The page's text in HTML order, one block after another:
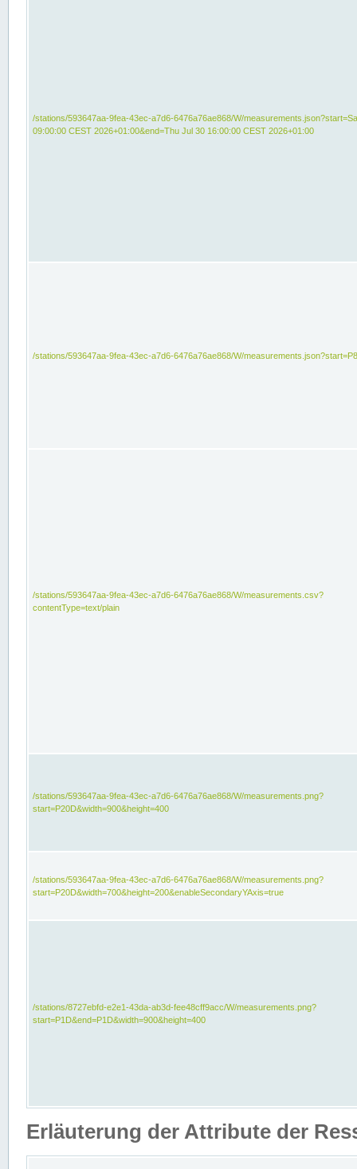
/stations/593647aa-9fea-43ec-a7d6-6476a76ae868/W/
09:00:00 CEST 2026+01:00&end=Thu Jul 30 16:00:00 CEST 2026+01:00
/stations/593647aa-9fea-43ec-a7d6-6476a76ae868/W/
/stations/593647aa-9fea-43ec-a7d6-6476a76ae868/W/measurements.csv?
contentType=text/plain
/stations/593647aa-9fea-43ec-a7d6-6476a76ae868/W/measurements.png?
start=P20D&width=900&height=400
/stations/593647aa-9fea-43ec-a7d6-6476a76ae868/W/measurements.png?
start=P20D&width=700&height=200&enableSecondaryYAxis=true
/stations/8727ebfd-e2e1-43da-ab3d-fee48cff9acc/W/measurements.png?
start=P1D&end=P1D&width=900&height=400
Erläuterung der Attribute der